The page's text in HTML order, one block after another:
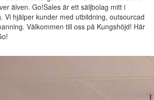
älven. Go!Sales är ett säljbolag mitt i
Vi hjälper kunder med utbildning, outsourcad
Välkommen till oss på Kungshöjd! Här